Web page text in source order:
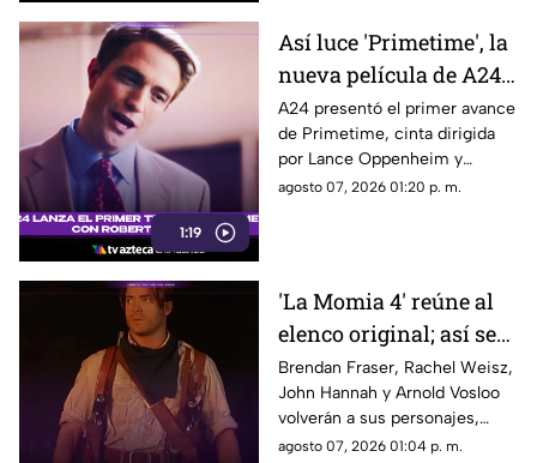
1:19
Así luce 'Primetime', la
nueva película de A24
con Robert Pattinson
como protagonista
A24 presentó el primer avance
de Primetime, cinta dirigida
por Lance Oppenheim y
protagonizada por Robert
agosto 07, 2026 01:20 p. m.
'La Momia 4' reúne al
elenco original; así será
el regreso de Rick
O’Connell e Imhotep
Brendan Fraser, Rachel Weisz,
John Hannah y Arnold Vosloo
volverán a sus personajes,
mientras Oded Fehr y Kevin J.
agosto 07, 2026 01:04 p. m.